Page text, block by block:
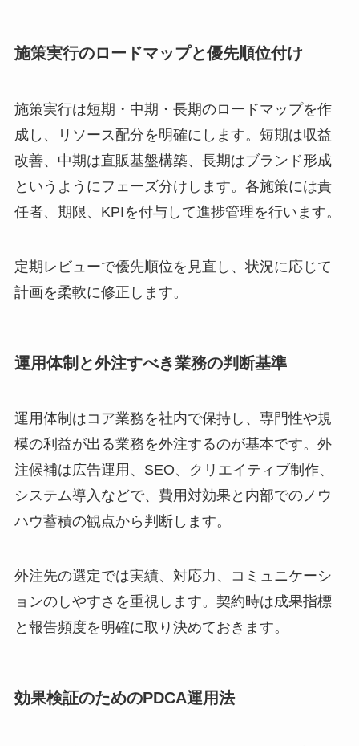
施策実行のロードマップと優先順位付け
施策実行は短期・中期・長期のロードマップを作
成し、リソース配分を明確にします。短期は収益
改善、中期は直販基盤構築、長期はブランド形成
というようにフェーズ分けします。各施策には責
任者、期限、KPIを付与して進捗管理を行います。
定期レビューで優先順位を見直し、状況に応じて
計画を柔軟に修正します。
運用体制と外注すべき業務の判断基準
運用体制はコア業務を社内で保持し、専門性や規
模の利益が出る業務を外注するのが基本です。外
注候補は広告運用、SEO、クリエイティブ制作、
システム導入などで、費用対効果と内部でのノウ
ハウ蓄積の観点から判断します。
外注先の選定では実績、対応力、コミュニケーシ
ョンのしやすさを重視します。契約時は成果指標
と報告頻度を明確に取り決めておきます。
効果検証のためのPDCA運用法